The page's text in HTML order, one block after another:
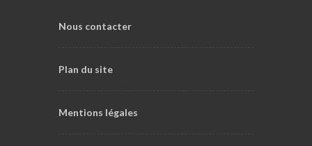
Nous contacter
Plan du site
Mentions légales